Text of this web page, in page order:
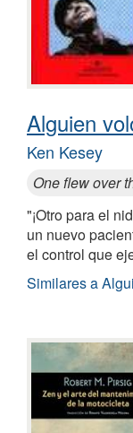
Alguien
Ken Kesey
One flew over
"¡Otro para el
un nuevo
el control que
Similares a